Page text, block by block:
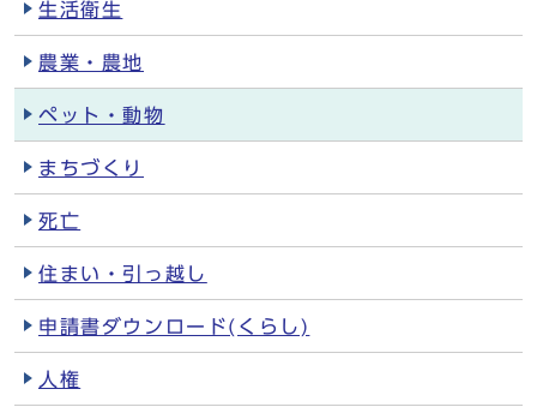
生活衛生
農業・農地
ペット・動物
まちづくり
死亡
住まい・引っ越し
申請書ダウンロード(くらし)
人権